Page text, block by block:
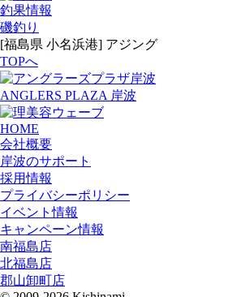
釣果情報
磯釣り
[福島県 小名浜港] アジング
TOPへ
ANGLERS PLAZA 岸波
HOME
会社概要
岸波のサポート
採用情報
プライバシーポリシー
イベント情報
キャンペーン情報
南福島店
北福島店
郡山卸町店